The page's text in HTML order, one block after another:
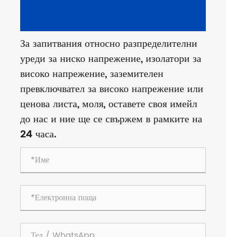
За запитвания относно разпределителни
уреди за ниско напрежение, изолатори за
високо напрежение, заземителен
превключвател за високо напрежение или
ценова листа, моля, оставете своя имейл
до нас и ние ще се свържем в рамките на
24 часа.